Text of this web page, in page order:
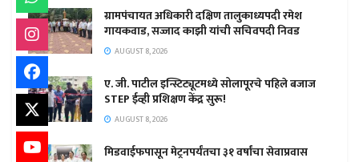
ग्रामपंचायत अधिकारी दक्षिण तालुकाध्यपदी रमेश
गायकवाड, सज्जाद काझी यांची सचिवपदी निवड
AUGUST 8, 2026
ए. जी. पाटील इन्स्टिट्यूटमध्ये सोलापूरचे पहिले बजाज
STEP ईव्ही प्रशिक्षण केंद्र सुरू!
AUGUST 8, 2026
मिडवाईफपासून मेट्रनपर्यंतचा ३१ वर्षांचा सेवाप्रवास